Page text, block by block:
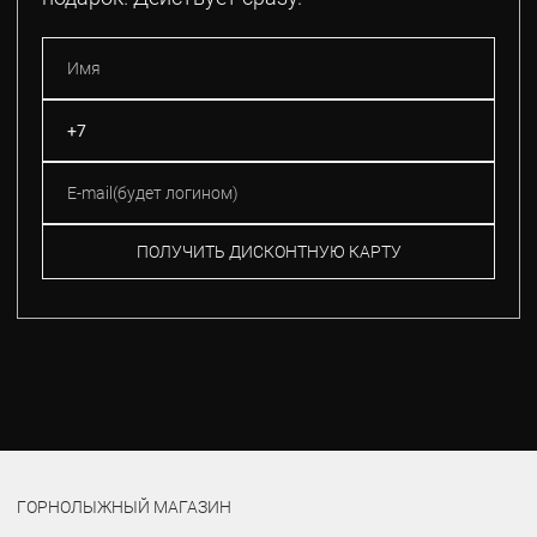
ПОЛУЧИТЬ ДИСКОНТНУЮ КАРТУ
ГОРНОЛЫЖНЫЙ МАГАЗИН